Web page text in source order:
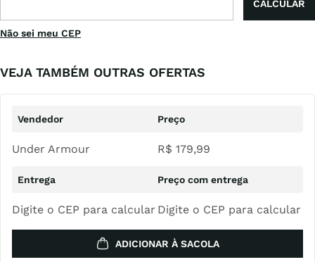
Não sei meu CEP
VEJA TAMBÉM OUTRAS OFERTAS
Under Armour R$ 179,99
Digite o CEP para calcular Digite o CEP para calcular
ADICIONAR À SACOLA